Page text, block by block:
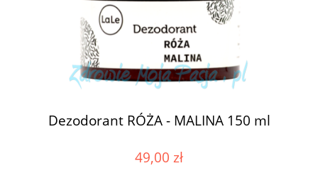
Dezodorant RÓŻA - MALINA 150 ml
49,00 zł